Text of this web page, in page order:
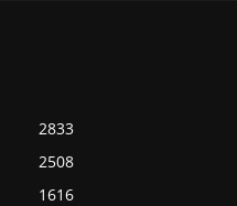
2833
2508
1616